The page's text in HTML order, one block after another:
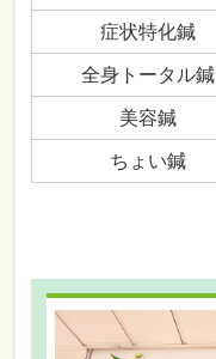
症状特化鍼
全身トータル鍼
美容鍼
ちょい鍼